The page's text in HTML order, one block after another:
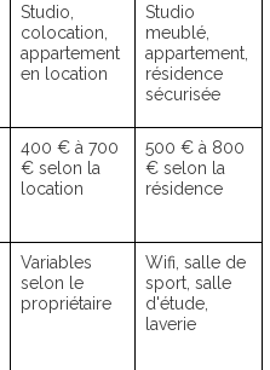
Studio,
colocation,
appartement
en location
Studio
meublé,
appartement,
résidence
sécurisée
400 € à 700
€ selon la
location
500 € à 800
€ selon la
résidence
Variables
selon le
propriétaire
Wifi, salle de
sport, salle
d'étude,
laverie